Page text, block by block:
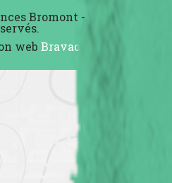
Bromont - Tous droits
web Bravad